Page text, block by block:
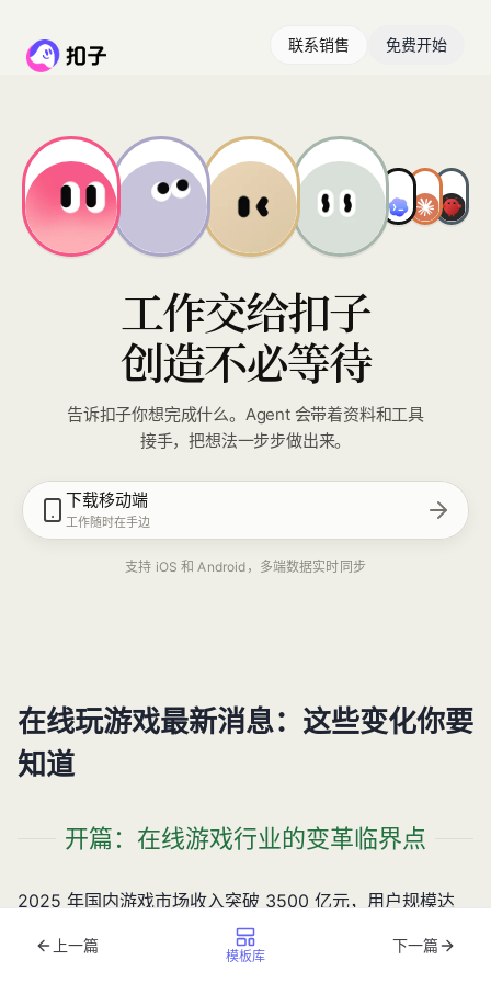
联系销售 免费开始
工作交给扣子
创造不必等待
告诉扣子你想完成什么。Agent 会带着资料和工具
接手，把想法一步步做出来。
下载移动端
工作随时在手边
支持 iOS 和 Android，多端数据实时同步
在线玩游戏最新消息：这些变化你要
知道
开篇：在线游戏行业的变革临界点
2025 年国内游戏市场收入突破 3500 亿元，用户规模达
6.83 亿，在线游戏已成为全民级数字娱乐方式。但当玩家
仍在为跨设备登录需重新练级而烦恼，或对 NPC 机械重复
上一篇
模板库
下一篇